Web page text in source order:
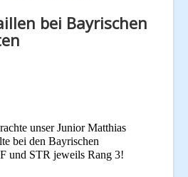
bei Bayrischen
unser Junior Matthias
bei den Bayrischen
und STR jeweils Rang 3!